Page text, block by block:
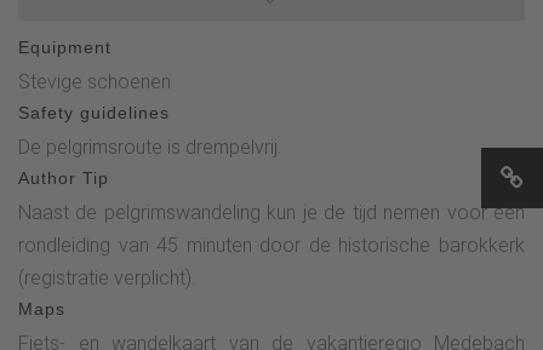
het Waldeck Bergland. De pelgrim loopt dan terug naar de
kerk en kan in alle rust in de kerk vertoeven.Na nog eens
250 meter over een vlakke, geasfalteerde weg richting het
einde van Roninghausen bereikt de pelgrim de grot. Deze
grot, gebouwd in een gesloten, half-elliptische vorm,
herbergt een originele afbeelding van de 'Madonna van
Fatima'.
Equipment
Stevige schoenen
Safety guidelines
De pelgrimsroute is drempelvrij.
Author Tip
Naast de pelgrimswandeling kun je de tijd nemen voor een
rondleiding van 45 minuten door de historische barokkerk
(registratie verplicht).
Maps
Fiets- en wandelkaart van de vakantieregio Medebach